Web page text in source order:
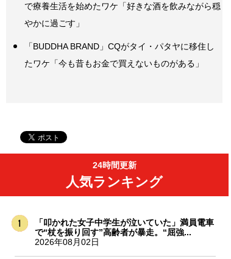
で療養生活を始めたワケ「好きな酒を飲みながら穏
やかに過ごす」
「BUDDHA BRAND」CQがタイ・パタヤに移住し
たワケ「今も昔もお金で買えないものがある」
24時間更新
人気ランキング
「叩かれた女子中学生が泣いていた」満員電車
で“杖を振り回す”高齢者が暴走。“屈強...
2026年08月02日